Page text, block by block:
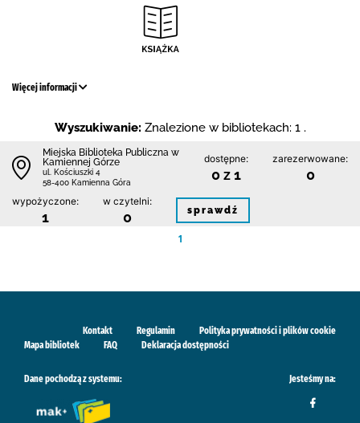
Więcej informacji
Wyszukiwanie: Znalezione w bibliotekach: 1 .
Miejska Biblioteka Publiczna w
Kamiennej Górze
ul. Kościuszki 4
58-400 Kamienna Góra
dostępne:
0 z 1
zarezerwowane:
0
wypożyczone:
1
w czytelni:
0 sprawdź
1
Kontakt Regulamin
Polityka prywatności i plików cookie
Mapa bibliotek
FAQ Deklaracja dostępności
Dane pochodzą z systemu: Jesteśmy na: